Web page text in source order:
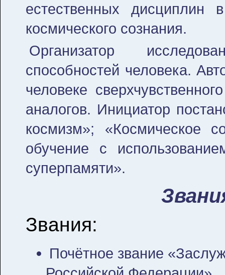
естественных
космического сознания.
Организатор
способностей человека.
человеке
аналогов. Инициатор
космизм»; «Космическое
обучение с
суперпамяти».
Звания:
Почётное звание